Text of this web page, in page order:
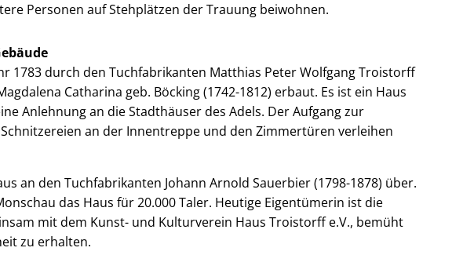
Personen auf Stehplätzen der Trauung beiwohnen.
1783 durch den Tuchfabrikanten Matthias Peter Wolfgang Troistorff
Catharina geb. Böcking (1742-1812) erbaut. Es ist ein Haus
Anlehnung an die Stadthäuser des Adels. Der Aufgang zur
an der Innentreppe und den Zimmertüren verleihen
an den Tuchfabrikanten Johann Arnold Sauerbier (1798-1878) über.
das Haus für 20.000 Taler. Heutige Eigentümerin ist die
mit dem Kunst- und Kulturverein Haus Troistorff e.V., bemüht
zu erhalten.